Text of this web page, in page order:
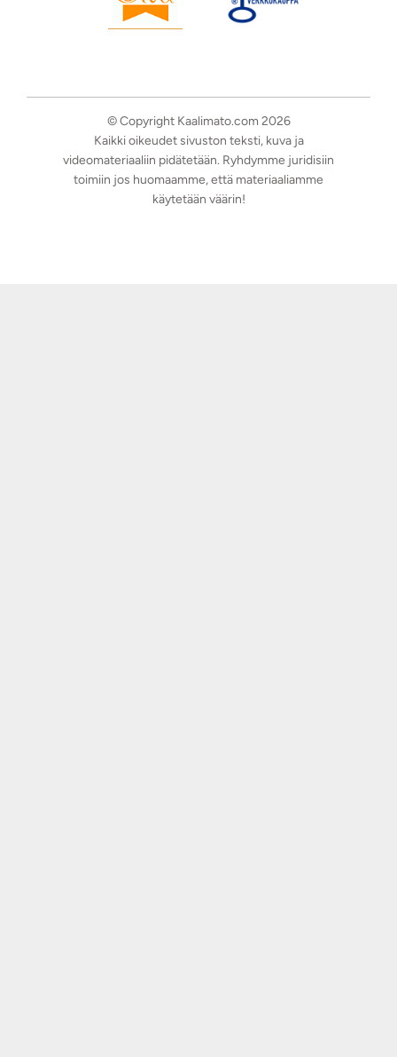
© Copyright Kaalimato.com 2026
Kaikki oikeudet sivuston teksti, kuva ja
videomateriaaliin pidätetään. Ryhdymme juridisiin
toimiin jos huomaamme, että materiaaliamme
käytetään väärin!